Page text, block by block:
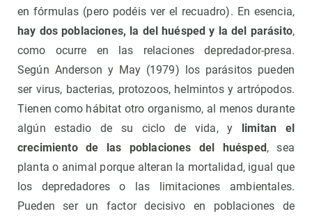
en fórmulas (pero podéis ver el recuadro). En esencia,
hay dos poblaciones, la del huésped y la del parásito,
como ocurre en las relaciones depredador-presa.
Según Anderson y May (1979) los parásitos pueden
ser virus, bacterias, protozoos, helmintos y artrópodos.
Tienen como hábitat otro organismo, al menos durante
algún estadio de su ciclo de vida, y
limitan el
crecimiento de las poblaciones del huésped , sea
planta o animal porque alteran la mortalidad, igual que
los depredadores o las limitaciones ambientales.
Pueden ser un factor decisivo en poblaciones de